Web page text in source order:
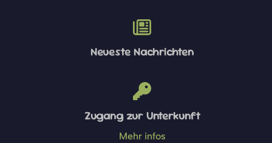
Neueste Nachrichten
Zugang zur Unterkunft
Mehr infos